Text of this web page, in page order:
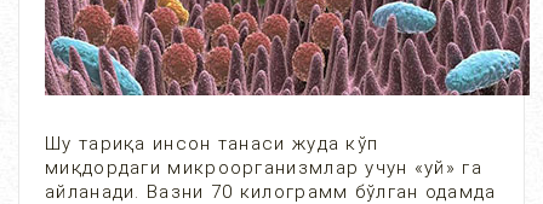
Шу тариқа инсон танаси жуда кўп
миқдордаги микроорганизмлар учун «уй» га
айланади. Вазни 70 килограмм бўлган одамда